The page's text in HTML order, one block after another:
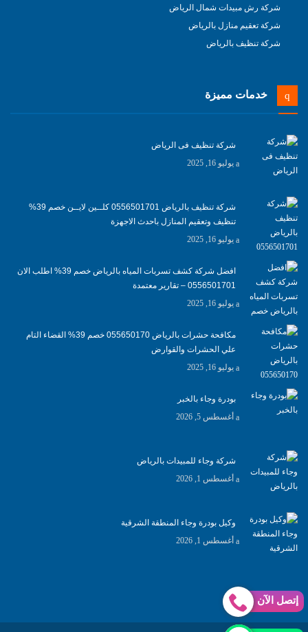
شركة رش مبيدات شمال الرياض
شركة تعقيم منازل بالرياض
شركة تنظيف بالرياض
خدمات مميزة
شركة تنظيف فى الرياض
يوليو 16, 2025
شركة تنظيف بالرياض 0556501701 كلــين لايــن خصم 39%
تنظيف وتعقيم المنازل باحدث الاجهزة
يوليو 16, 2025
افضل شركة كشف تسربات المياه بالرياض خصم 39% اطلب الان
0556501701‬‏ – تقارير معتمدة
يوليو 16, 2025
مكافحة حشرات بالرياض 055650170 خصم 39% القضاء التام
علي الحشرات والقوارض
يوليو 16, 2025
بودرة وجاء بالخبر
أغسطس 5, 2026
شركة وجاء للمبيدات بالرياض
أغسطس 1, 2026
وكيل بودرة وجاء المنطقة الشرقية
أغسطس 1, 2026
إتصل الآن